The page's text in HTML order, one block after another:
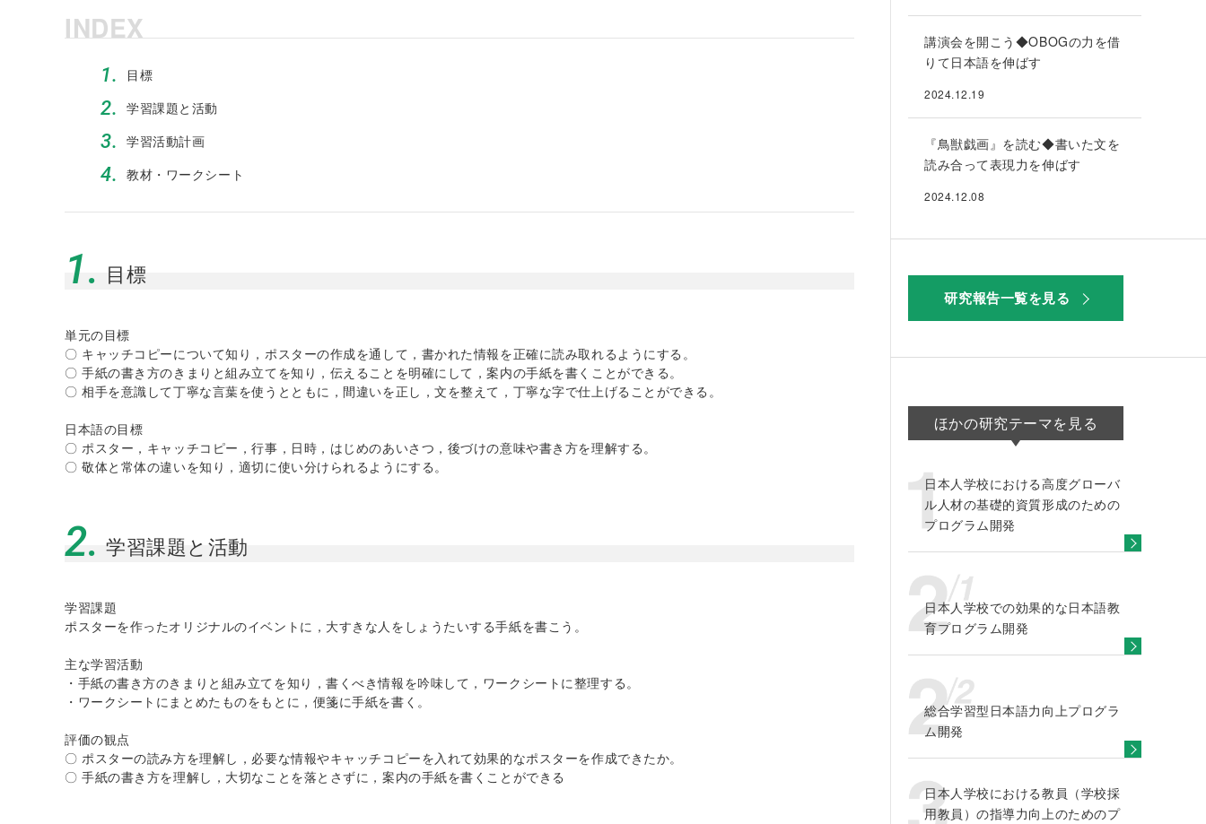
INDEX
1. 目標
2. 学習課題と活動
3. 学習活動計画
4. 教材・ワークシート
1. 目標
単元の目標
〇 キャッチコピーについて知り，ポスターの作成を通して，書かれた情報を正確に読み取れるようにする。
〇 手紙の書き方のきまりと組み立てを知り，伝えることを明確にして，案内の手紙を書くことができる。
〇 相手を意識して丁寧な言葉を使うとともに，間違いを正し，文を整えて，丁寧な字で仕上げることができる。
日本語の目標
〇 ポスター，キャッチコピー，行事，日時，はじめのあいさつ，後づけの意味や書き方を理解する。
〇 敬体と常体の違いを知り，適切に使い分けられるようにする。
2. 学習課題と活動
学習課題
ポスターを作ったオリジナルのイベントに，大すきな人をしょうたいする手紙を書こう。
主な学習活動
・手紙の書き方のきまりと組み立てを知り，書くべき情報を吟味して，ワークシートに整理する。
・ワークシートにまとめたものをもとに，便箋に手紙を書く。
評価の観点
〇 ポスターの読み方を理解し，必要な情報やキャッチコピーを入れて効果的なポスターを作成できたか。
〇 手紙の書き方を理解し，大切なことを落とさずに，案内の手紙を書くことができる
講演会を開こう◆OBOGの力を借
りて日本語を伸ばす
2024.12.19
『鳥獣戯画』を読む◆書いた文を
読み合って表現力を伸ばす
2024.12.08
研究報告一覧を見る
ほかの研究テーマを見る
日本人学校における高度グローバ
ル人材の基礎的資質形成のための
プログラム開発
日本人学校での効果的な日本語教
育プログラム開発
総合学習型日本語力向上プログラ
ム開発
日本人学校における教員（学校採
用教員）の指導力向上のためのプ